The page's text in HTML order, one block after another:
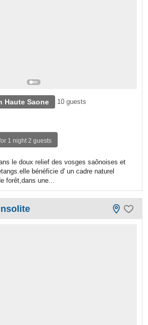
Haute Saone 10 guests
1 night 2 guests
le doux relief des vosges saônoises et
bénéficie d' un cadre naturel
forêt,dans une...